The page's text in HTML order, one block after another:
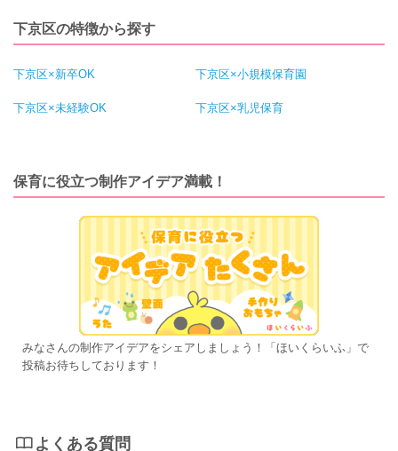
下京区の特徴から探す
下京区×新卒OK 下京区×小規模保育園
下京区×未経験OK 下京区×乳児保育
保育に役立つ制作アイデア満載！
みなさんの制作アイデアをシェアしましょう！「ほいくらいふ」で
投稿お待ちしております！
よくある質問